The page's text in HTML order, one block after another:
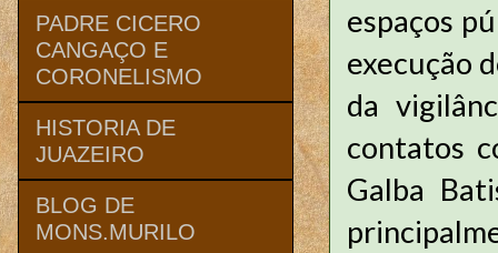
espaços
execução
da
contatos
Galba
PADRE CICERO
CANGAÇO E
CORONELISMO
HISTORIA DE
JUAZEIRO
BLOG DE
MONS.MURILO